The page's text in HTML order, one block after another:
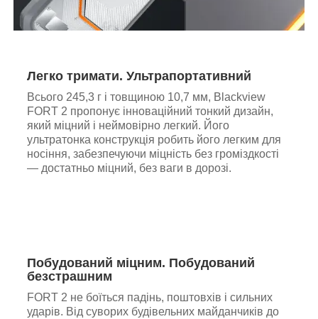
Легко тримати. Ультрапортативний
Всього 245,3 г і товщиною 10,7 мм, Blackview
FORT 2 пропонує інноваційний тонкий дизайн,
який міцний і неймовірно легкий. Його
ультратонка конструкція робить його легким для
носіння, забезпечуючи міцність без громіздкості
— достатньо міцний, без ваги в дорозі.
Побудований міцним. Побудований
безстрашним
FORT 2 не боїться падінь, поштовхів і сильних
ударів. Від суворих будівельних майданчиків до